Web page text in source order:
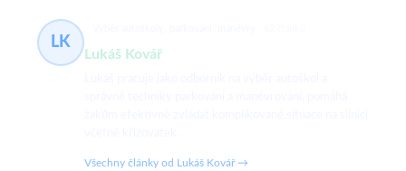
LK
Lukáš Kovář
Všechny články od Lukáš Kovář →